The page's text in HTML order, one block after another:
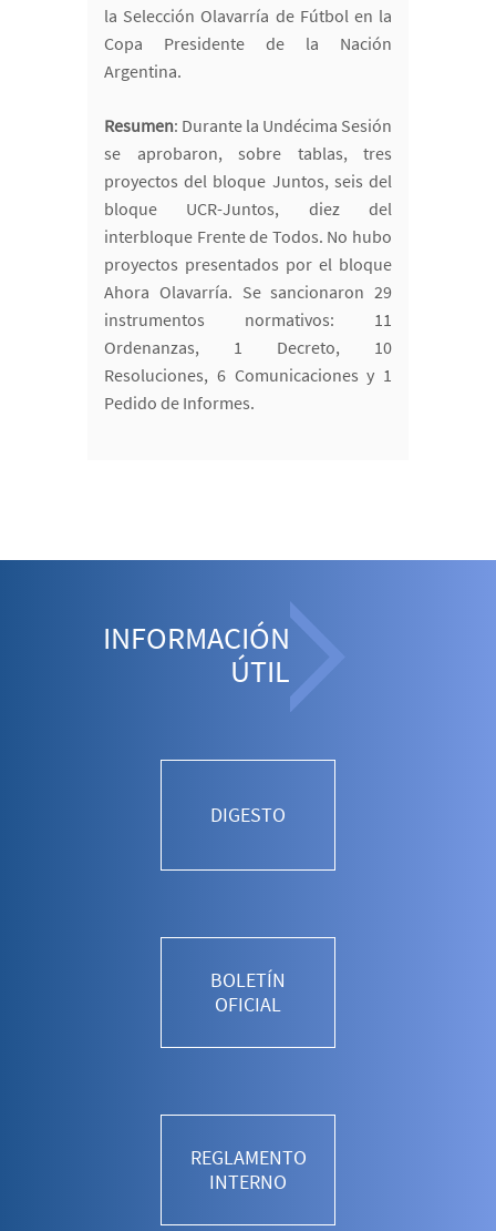
la Selección Olavarría de Fútbol en la
Copa Presidente de la Nación
Argentina.
Resumen: Durante la Undécima Sesión
se aprobaron, sobre tablas, tres
proyectos del bloque Juntos, seis del
bloque UCR-Juntos, diez del
interbloque Frente de Todos. No hubo
proyectos presentados por el bloque
Ahora Olavarría. Se sancionaron 29
instrumentos normativos: 11
Ordenanzas, 1 Decreto, 10
Resoluciones, 6 Comunicaciones y 1
Pedido de Informes.
INFORMACIÓN
ÚTIL
DIGESTO
BOLETÍN
OFICIAL
REGLAMENTO
INTERNO